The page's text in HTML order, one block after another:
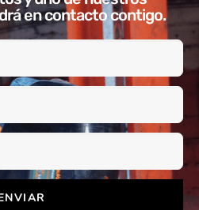
en contacto contigo.